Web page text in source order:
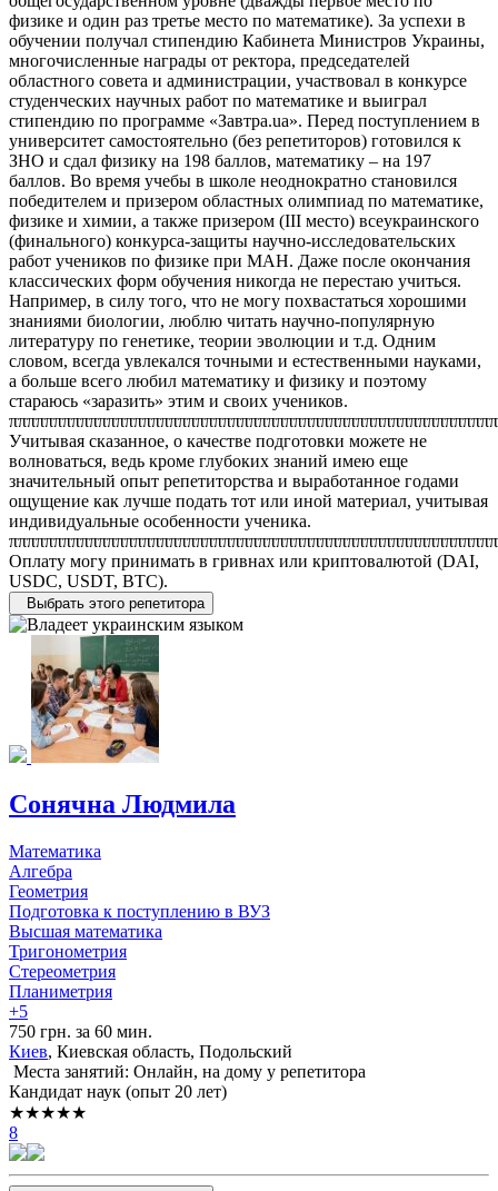
физике и один раз третье место по математике). За успехи в
обучении получал стипендию Кабинета Министров Украины,
многочисленные награды от ректора, председателей
областного совета и администрации, участвовал в конкурсе
студенческих научных работ по математике и выиграл
стипендию по программе «Завтра.ua». Перед поступлением в
университет самостоятельно (без репетиторов) готовился к
ЗНО и сдал физику на 198 баллов, математику – на 197
баллов. Во время учебы в школе неоднократно становился
победителем и призером областных олимпиад по математике,
физике и химии, а также призером (III место) всеукраинского
(финального) конкурса-защиты научно-исследовательских
работ учеников по физике при МАН. Даже после окончания
классических форм обучения никогда не перестаю учиться.
Например, в силу того, что не могу похвастаться хорошими
знаниями биологии, люблю читать научно-популярную
литературу по генетике, теории эволюции и т.д. Одним
словом, всегда увлекался точными и естественными науками,
а больше всего любил математику и физику и поэтому
стараюсь «заразить» этим и своих учеников.
Учитывая сказанное, о качестве подготовки можете не
волноваться, ведь кроме глубоких знаний имею еще
значительный опыт репетиторства и выработанное годами
ощущение как лучше подать тот или иной материал, учитывая
индивидуальные особенности ученика.
Оплату могу принимать в гривнах или криптовалютой (DAI,
USDC, USDT, BTC).
Выбрать этого репетитора
Сонячна Людмила
Математика
Алгебра
Геометрия
Подготовка к поступлению в ВУЗ
Высшая математика
Тригонометрия
Стереометрия
Планиметрия
+5
750 грн. за 60 мин.
Киев, Киевская область, Подольский
Места занятий: Онлайн, на дому у репетитора
Кандидат наук (опыт 20 лет)
★★★★★
8